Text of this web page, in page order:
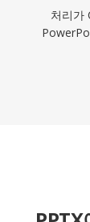
처리가